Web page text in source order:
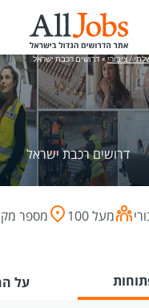
/ ציבורי»דרושים רכבת ישראל
דרושים רכבת ישראל
מעל 100 מספר
על